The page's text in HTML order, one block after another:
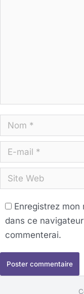
Nom *
E-mail *
Site Web
Enregistrez
dans ce
commenterai.
Poster commentaire